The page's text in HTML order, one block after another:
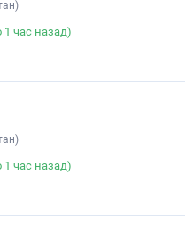
час назад)
час назад)